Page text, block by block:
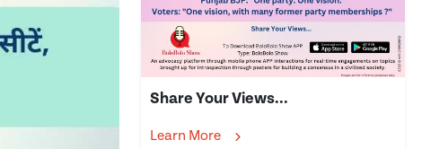
Share Your Views...
Learn More